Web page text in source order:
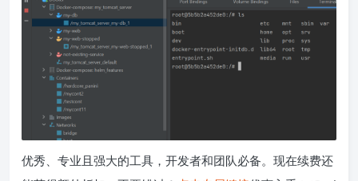
优秀、专业且强大的工具，开发者和团队必备。现在续费还